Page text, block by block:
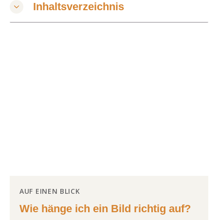
Inhaltsverzeichnis
AUF EINEN BLICK
Wie hänge ich ein Bild richtig auf?